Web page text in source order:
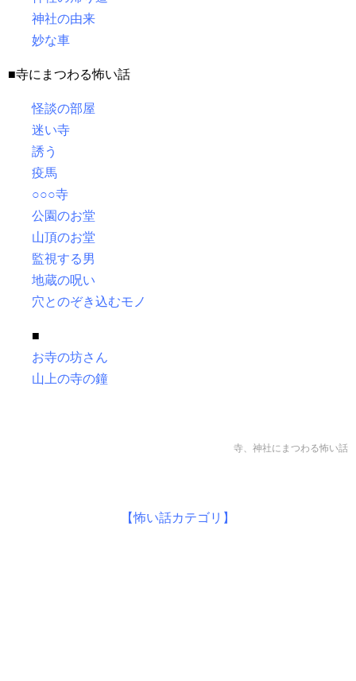
神社の由来
妙な車
■寺にまつわる怖い話
怪談の部屋
迷い寺
誘う
疫馬
○○○寺
公園のお堂
山頂のお堂
監視する男
地蔵の呪い
穴とのぞき込むモノ
■
お寺の坊さん
山上の寺の鐘
寺、神社にまつわる怖い話
【怖い話カテゴリ】